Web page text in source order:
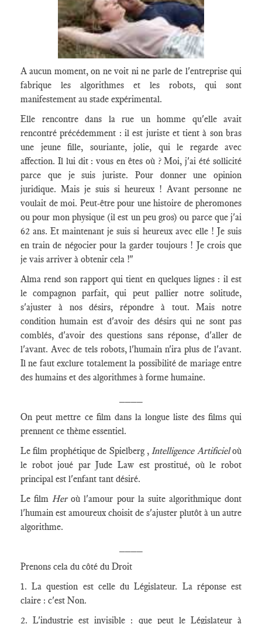
A aucun moment, on ne voit ni ne parle de l'entreprise qui
fabrique les algorithmes et les robots, qui sont
manifestement au stade expérimental.
Elle rencontre dans la rue un homme qu'elle avait
rencontré précédemment : il est juriste et tient à son bras
une jeune fille, souriante, jolie, qui le regarde avec
affection. Il lui dit : vous en êtes où ? Moi, j'ai été sollicité
parce que je suis juriste. Pour donner une opinion
juridique. Mais je suis si heureux ! Avant personne ne
voulait de moi. Peut-être pour une histoire de pheromones
ou pour mon physique (il est un peu gros) ou parce que j'ai
62 ans. Et maintenant je suis si heureux avec elle ! Je suis
en train de négocier pour la garder toujours ! Je crois que
je vais arriver à obtenir cela !"
Alma rend son rapport qui tient en quelques lignes : il est
le compagnon parfait, qui peut pallier notre solitude,
s'ajuster à nos désirs, répondre à tout. Mais notre
condition humain est d'avoir des désirs qui ne sont pas
comblés, d'avoir des questions sans réponse, d'aller de
l'avant. Avec de tels robots, l'humain n'ira plus de l'avant.
Il ne faut exclure totalement la possibilité de mariage entre
des humains et des algorithmes à forme humaine.
On peut mettre ce film dans la longue liste des films qui
prennent ce thème essentiel.
Le film prophétique de Spielberg ,Intelligence Artificieloù
le robot joué par Jude Law est prostitué, où le robot
principal est l'enfant tant désiré.
Le filmHeroù l'amour pour la suite algorithmique dont
l'humain est amoureux choisit de s'ajuster plutôt à un autre
algorithme.
Prenons cela du côté du Droit
1. La question est celle du Législateur. La réponse est
claire : c'est Non.
2. L'industrie est invisible : que peut le Législateur à